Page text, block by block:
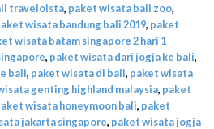
traveloista, paket wisata bali zoo,
wisata bandung bali 2019, paket
wisata batam singapore 2 hari 1
, paket wisata dari jogja ke bali,
bali, paket wisata di bali, paket wisata
genting highland malaysia, paket
wisata honeymoon bali, paket
jakarta singapore, paket wisata jogja